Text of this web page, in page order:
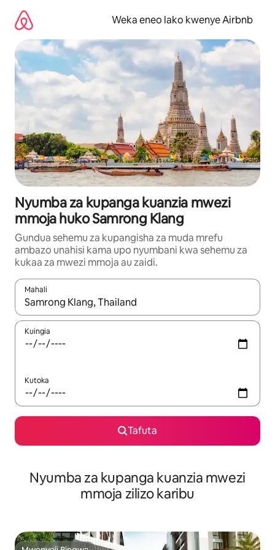
kwenda
kwenye
maudhui
Weka eneo lako kwenye Airbnb
Nyumba za kupanga kuanzia mwezi
mmoja huko Samrong Klang
Gundua sehemu za kupangisha za muda mrefu
ambazo unahisi kama upo nyumbani kwa sehemu za
kukaa za mwezi mmoja au zaidi.
Mahali
Wakati matokeo yanapatikana, vinjari kwa kutumia vitufe vya
Kuingia
Kutoka
Tafuta
Nyumba za kupanga kuanzia mwezi
mmoja zilizo karibu